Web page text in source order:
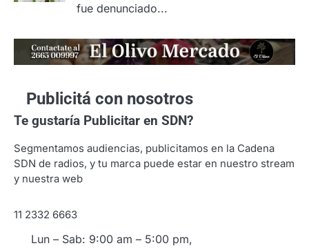
fue denunciado...
Publicitá con nosotros
Te gustaría Publicitar en SDN?
Segmentamos audiencias, publicitamos en la Cadena
SDN de radios, y tu marca puede estar en nuestro stream
y nuestra web
11 2332 6663
Lun – Sab: 9:00 am – 5:00 pm,